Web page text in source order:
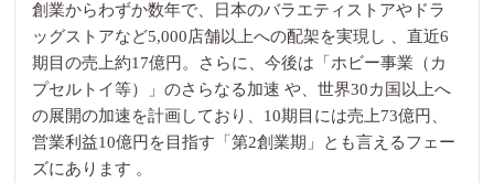
創業からわずか数年で、日本のバラエティストアやドラ
ッグストアなど5,000店舗以上への配架を実現し 、直近6
期目の売上約17億円。さらに、今後は「ホビー事業（カ
プセルトイ等）」のさらなる加速 や、世界30カ国以上へ
の展開の加速を計画しており、10期目には売上73億円、
営業利益10億円を目指す「第2創業期」とも言えるフェー
ズにあります 。